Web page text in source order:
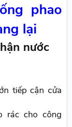
phao
lại
nước
tiếp cận cửa
rác cho công